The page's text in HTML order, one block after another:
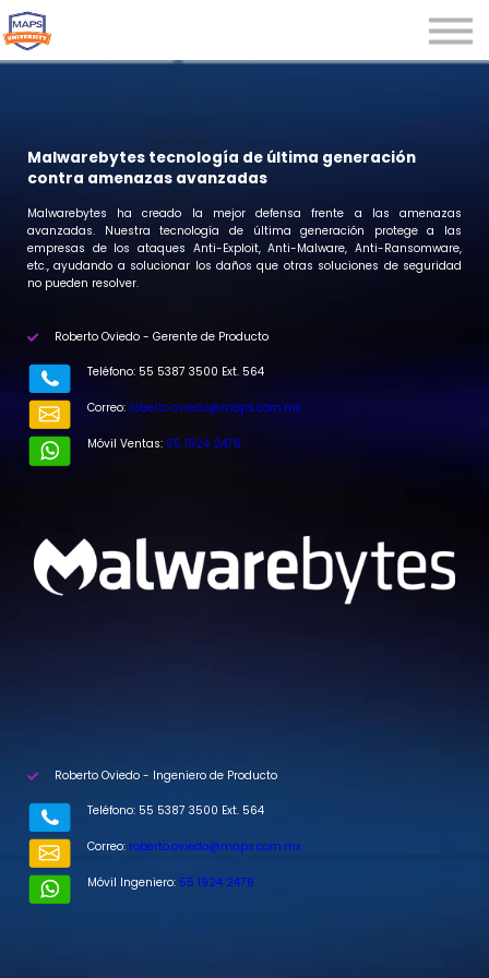
Seminarios
Iniciar sesión
Malwarebytes tecnología de última generación
contra amenazas avanzadas
Malwarebytes ha creado la mejor defensa frente a las amenazas
avanzadas. Nuestra tecnología de última generación protege a las
empresas de los ataques Anti-Exploit, Anti-Malware, Anti-Ransomware,
etc., ayudando a solucionar los daños que otras soluciones de seguridad
no pueden resolver.
Roberto Oviedo - Gerente de Producto
Teléfono: 55 5387 3500 Ext. 564
Correo: roberto.oviedo@maps.com.mx
Móvil Ventas: 55 1924 2476
Roberto Oviedo - Ingeniero de Producto
Teléfono: 55 5387 3500 Ext. 564
Correo: roberto.oviedo@maps.com.mx
Móvil Ingeniero: 55 1924 2476